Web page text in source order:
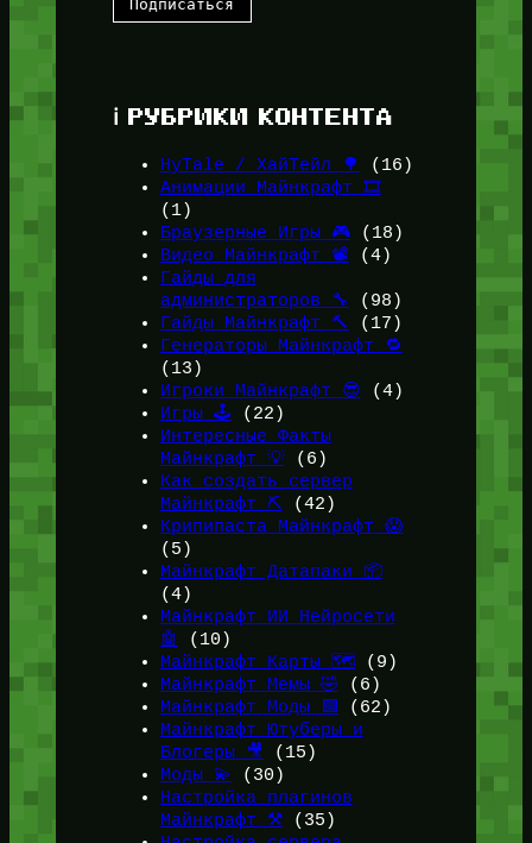
ℹ️ РУБРИКИ КОНТЕНТА
HyTale / ХайТейл 🌳
(16)
Анимации Майнкрафт 🎞️
(1)
Браузерные Игры 🎮(18)
Видео Майнкрафт 📽️ (4)
Гайды для
администраторов 🔧
(98)
Гайды Майнкрафт 🔨
(17)
Генераторы Майнкрафт 🔁
(13)
Игроки Майнкрафт 😎 (4)
Игры 🕹️ (22)
Интересные Факты
Майнкрафт 💡(6)
Как создать сервер
Майнкрафт ⛏️ (42)
Крипипаста Майнкрафт 😱
(5)
Майнкрафт Датапаки 📦
(4)
Майнкрафт ИИ Нейросети
🤖
(10)
Майнкрафт Карты 🗺️ (9)
Майнкрафт Мемы 🤣 (6)
Майнкрафт Моды 🟩
(62)
Майнкрафт Ютуберы и
Блогеры 🎥
(15)
Моды 💫
(30)
Настройка плагинов
Майнкрафт ⚒️(35)